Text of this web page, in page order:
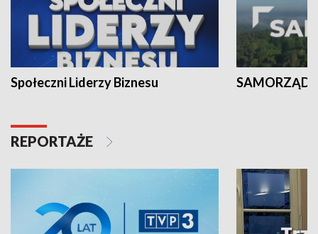
Społeczni Liderzy Biznesu SAMORZĄD
REPORTAŻE